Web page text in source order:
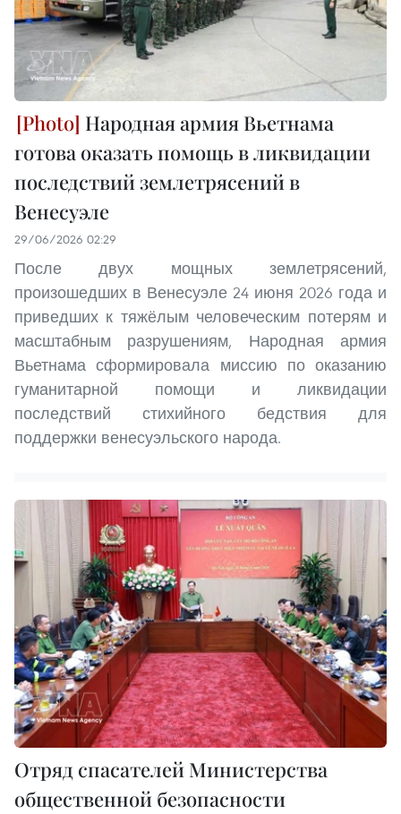
Народная армия Вьетнама
готова оказать помощь в ликвидации
последствий землетрясений в
Венесуэле
29/06/2026 02:29
После двух мощных землетрясений,
произошедших в Венесуэле 24 июня 2026 года и
приведших к тяжёлым человеческим потерям и
масштабным разрушениям, Народная армия
Вьетнама сформировала миссию по оказанию
гуманитарной помощи и ликвидации
последствий стихийного бедствия для
поддержки венесуэльского народа.
Отряд спасателей Министерства
общественной безопасности